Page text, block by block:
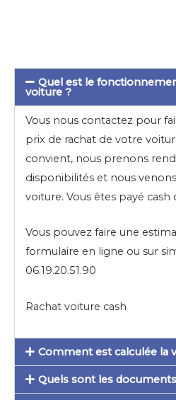
Quel est le
voiture ?
Vous nous contactez pour
prix de rachat de votre
convient, nous prenons
disponibilités et nous
voiture. Vous êtes payé cash
Vous pouvez faire une
formulaire en ligne ou sur
06.19.20.51.90
Rachat voiture cash
Comment est calculée la
Quels sont les